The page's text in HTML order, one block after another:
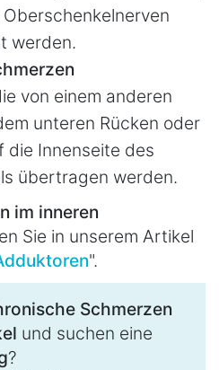
werden.
von einem anderen
unteren Rücken oder
die Innenseite des
übertragen werden.
im inneren
Sie in unserem Artikel
".
Schmerzen
und suchen eine
?